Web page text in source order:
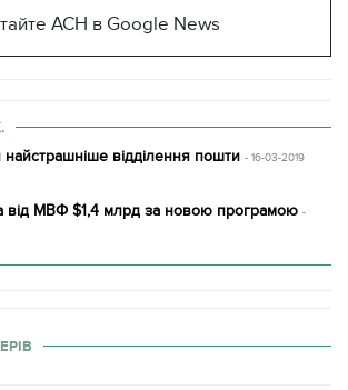
АСН в Google News
відділення пошти - 16-03-2019
від МВФ $1,4 млрд за новою програмою -